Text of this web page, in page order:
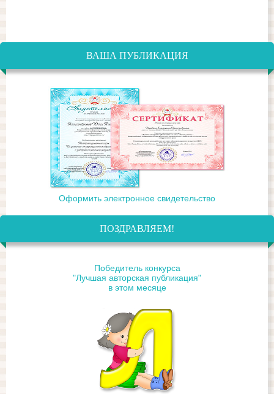
ВАША ПУБЛИКАЦИЯ
Оформить электронное свидетельство
ПОЗДРАВЛЯЕМ!
Победитель конкурса
"Лучшая авторская публикация"
в этом месяце